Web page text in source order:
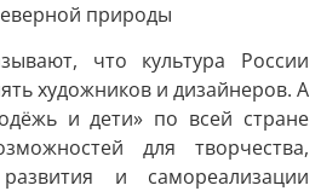
природы
что культура России
художников и дизайнеров. А
и дети» по всей стране
для творчества,
и самореализации